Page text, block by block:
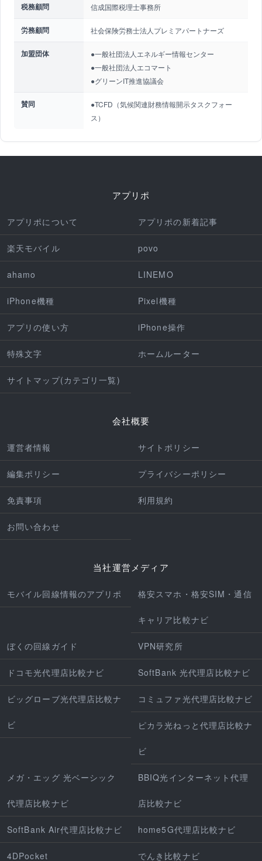
税務顧問 信成国際税理士事務所
労務顧問 社会保険労務士法人プレミアパートナーズ
加盟団体
●一般社団法人エネルギー情報センター
●一般社団法人エコマート
●グリーンIT推進協議会
賛同
●TCFD（気候関連財務情報開示タスクフォー
ス）
アプリポ
アプリポについて アプリポの新着記事
楽天モバイル povo
ahamo LINEMO
iPhone機種 Pixel機種
アプリの使い方 iPhone操作
特殊文字 ホームルーター
サイトマップ(カテゴリ一覧)
会社概要
運営者情報 サイトポリシー
編集ポリシー プライバシーポリシー
免責事項 利用規約
お問い合わせ
当社運営メディア
モバイル回線情報のアプリポ 格安スマホ・格安SIM・通信
キャリア比較ナビ
ぼくの回線ガイド VPN研究所
ドコモ光代理店比較ナビ SoftBank 光代理店比較ナビ
ビッグローブ光代理店比較ナ
ビ
コミュファ光代理店比較ナビ
ピカラ光ねっと代理店比較ナ
ビ
メガ・エッグ 光ベーシック
代理店比較ナビ
BBIQ光インターネット代理
店比較ナビ
SoftBank Air代理店比較ナビ home5G代理店比較ナビ
4DPocket でんき比較ナビ